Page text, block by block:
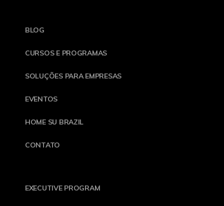
BLOG
CURSOS E PROGRAMAS
SOLUÇÕES PARA EMPRESAS
EVENTOS
HOME SU BRAZIL
CONTATO
EXECUTIVE PROGRAM